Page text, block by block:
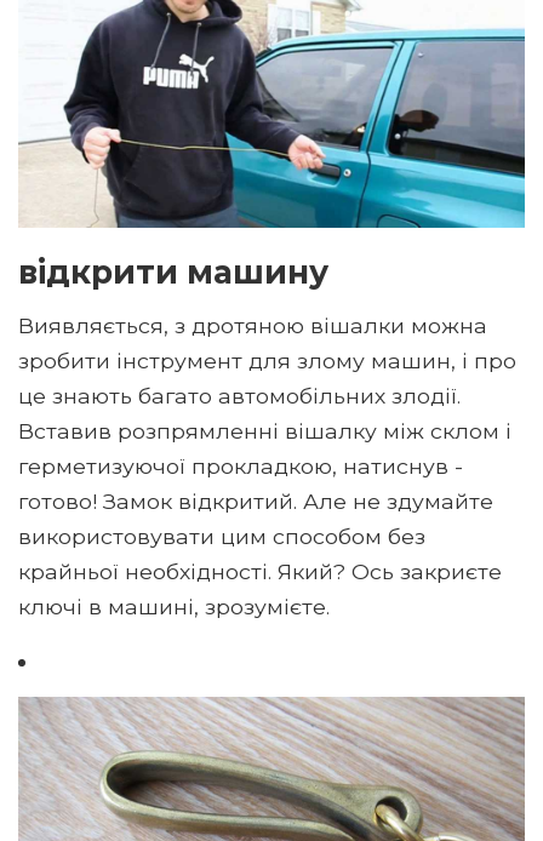
відкрити машину
Виявляється, з дротяною вішалки можна
зробити інструмент для злому машин, і про
це знають багато автомобільних злодії.
Вставив розпрямленні вішалку між склом і
герметизуючої прокладкою, натиснув -
готово! Замок відкритий. Але не здумайте
використовувати цим способом без
крайньої необхідності. Який? Ось закриєте
ключі в машині, зрозумієте.